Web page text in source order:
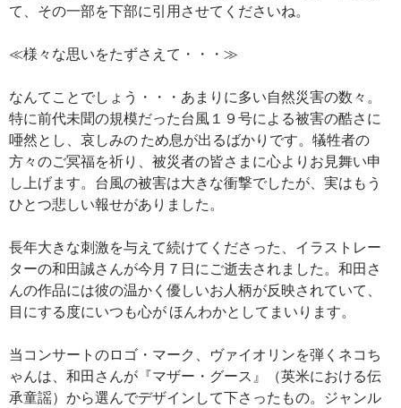
て、その一部を下部に引用させてくださいね。
≪様々な思いをたずさえて・・・≫
なんてことでしょう・・・あまりに多い自然災害の数々。
特に前代未聞の規模だった台風１９号による被害の酷さに
唖然とし、哀しみの ため息が出るばかりです。犠牲者の
方々のご冥福を祈り、被災者の皆さまに心よりお見舞い申
し上げます。台風の被害は大きな衝撃でしたが、実はもう
ひとつ悲しい報せがありました。
長年大きな刺激を与えて続けてくださった、イラストレー
ターの和田誠さんが今月７日にご逝去されました。和田さ
んの作品には彼の温かく優しいお人柄が反映されていて、
目にする度にいつも心が ほんわかとしてまいります。
当コンサートのロゴ・マーク、ヴァイオリンを弾くネコち
ゃんは、和田さんが『マザー・グース』（英米における伝
承童謡）から選んでデザインして下さったもの。ジャンル